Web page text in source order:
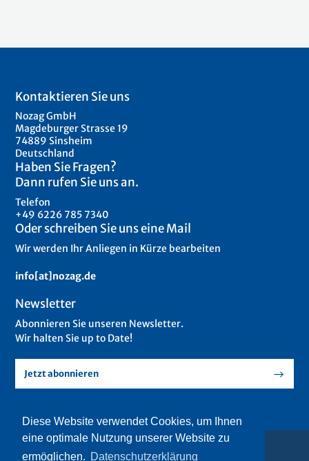
Diese Website verwendet Cookies, um Ihnen
eine optimale Nutzung unserer Website zu
ermöglichen. Datenschutzerklärung
Kontaktieren Sie uns
Nozag GmbH
Magdeburger Strasse 19
74889 Sinsheim
Deutschland
Haben Sie Fragen?
Dann rufen Sie uns an.
Telefon
+49 6226 785 7340
Oder schreiben Sie uns eine Mail
Wir werden Ihr Anliegen in Kürze bearbeiten
info[at]nozag.de
Newsletter
Abonnieren Sie unseren Newsletter.
Wir halten Sie up to Date!
Jetzt abonnieren
© 2018 Nozag AG – All Rights Reserved.
webdesign by strichpunkt